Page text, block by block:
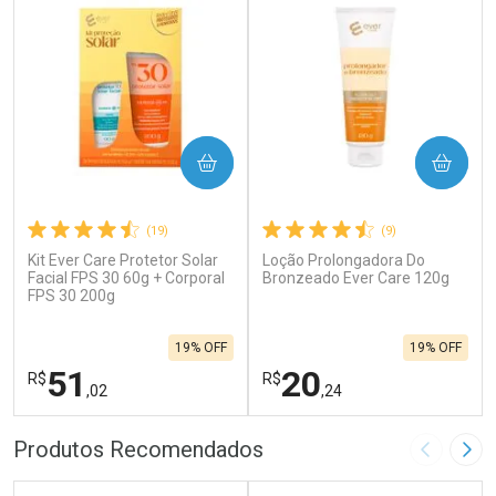
(19)
Kit Ever Care Protetor Solar
Facial FPS 30 60g + Corporal
FPS 30 200g
R$51 ,02
19% OFF
COMPRAR
FECHAR
FECHAR
(9)
Loção Prolongadora Do
Bronzeado Ever Care 120g
R$20,24
19% OFF
COMPRAR
Produtos Recomendados Imagem